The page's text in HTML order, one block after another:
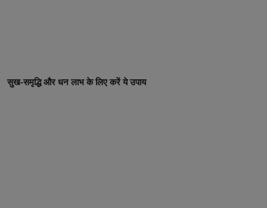
सुख-समृद्धि और धन लाभ के लिए करें ये उपाय